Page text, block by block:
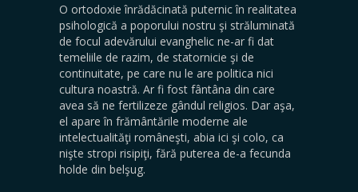
O ortodoxie înrădăcinată puternic în realitatea
psihologică a poporului nostru şi stră­luminată
de focul adevărului evanghelic ne-ar fi dat
temeliile de razim, de statornicie şi de
continuitate, pe care nu le are politica nici
cultura noastră. Ar fi fost fântâna din care
avea să ne fertilizeze gândul religios. Dar aşa,
el apare în frământările moderne ale
intelectualităţi româneşti, abia ici şi colo, ca
nişte stropi risipiţi, fără puterea de-a fecunda
holde din belşug.